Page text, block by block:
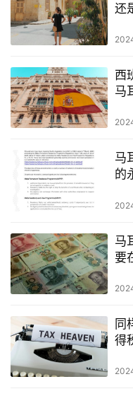
还
西
马
马
的
马
要
同
得